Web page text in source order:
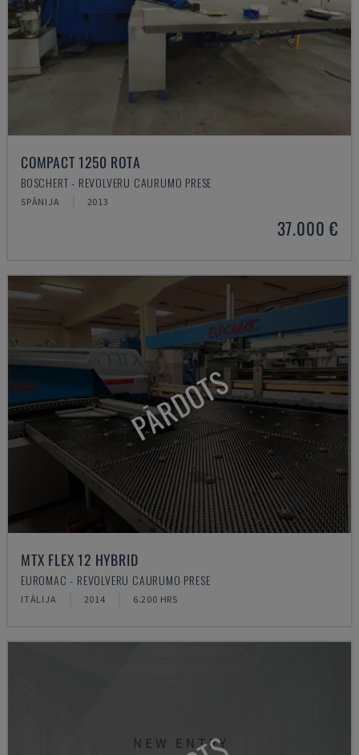
COMPACT 1250 ROTA
BOSCHERT - REVOLVERU CAURUMO PRESE
SPĀNIJA 2013
37.000 €
PĀRDOTS
MTX FLEX 12 HYBRID
EUROMAC - REVOLVERU CAURUMO PRESE
ITĀLIJA 2014 6.200 HRS